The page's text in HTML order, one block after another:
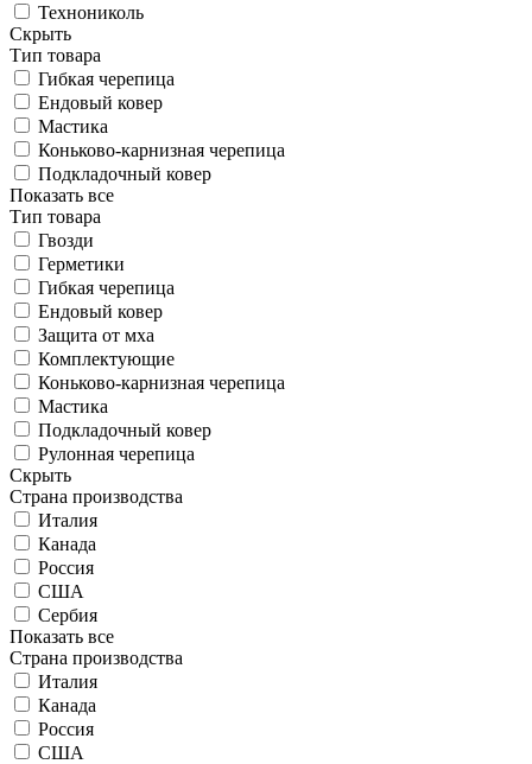
Технониколь
Скрыть
Тип товара
Гибкая черепица
Ендовый ковер
Мастика
Коньково-карнизная черепица
Подкладочный ковер
Показать все
Тип товара
Гвозди
Герметики
Гибкая черепица
Ендовый ковер
Защита от мха
Комплектующие
Коньково-карнизная черепица
Мастика
Подкладочный ковер
Рулонная черепица
Скрыть
Страна производства
Италия
Канада
Россия
США
Сербия
Показать все
Страна производства
Италия
Канада
Россия
США